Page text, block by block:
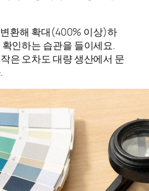
환해 확대(400% 이상)하
인하는 습관을 들이세요.
은 오차도 대량 생산에서 문